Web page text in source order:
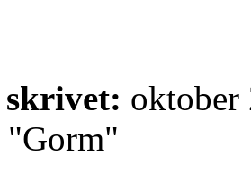
skrivet: oktober
"Gorm"